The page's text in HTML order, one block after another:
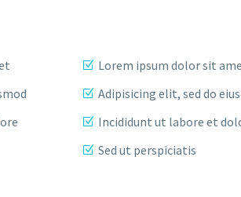
Lorem ipsum dolor sit
Adipisicing elit, sed do
Incididunt ut labore et
Sed ut perspiciatis